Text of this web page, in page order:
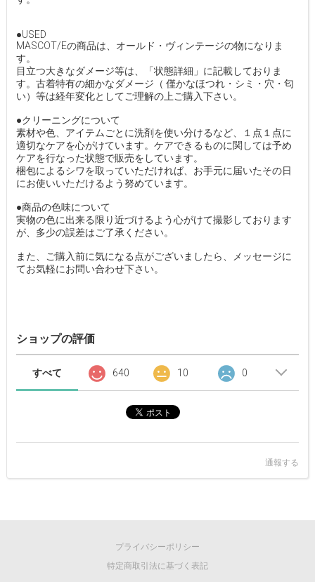
●USED
MASCOT/Eの商品は、オールド・ヴィンテージの物になりま
す。
目立つ大きなダメージ等は、「状態詳細」に記載しておりま
す。古着特有の細かなダメージ（ 僅かなほつれ・シミ・穴・匂
い）等は経年変化としてご理解の上ご購入下さい。
●クリーニングについて
素材や色、アイテムごとに洗剤を使い分けるなど、１点１点に
適切なケアを心がけています。ケアできるものに関しては予め
ケアを行なった状態で販売をしています。
梱包によるシワを取っていただければ、お手元に届いたその日
にお使いいただけるよう努めています。
●商品の色味について
実物の色に出来る限り近づけるよう心がけて撮影しております
が、多少の誤差はご了承ください。
また、ご購入前に気になる点がございましたら、メッセージに
てお気軽にお問い合わせ下さい。
ショップの評価
すべて 640 10 0
通報する
プライバシーポリシー
特定商取引法に基づく表記